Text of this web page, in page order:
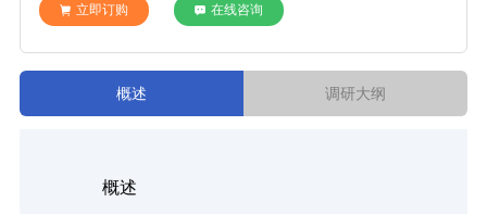
立即订购 在线咨询
概述 调研大纲